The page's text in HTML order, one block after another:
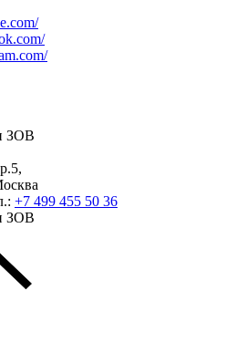
ЗОВ
+7 499 455 50 36
ЗОВ